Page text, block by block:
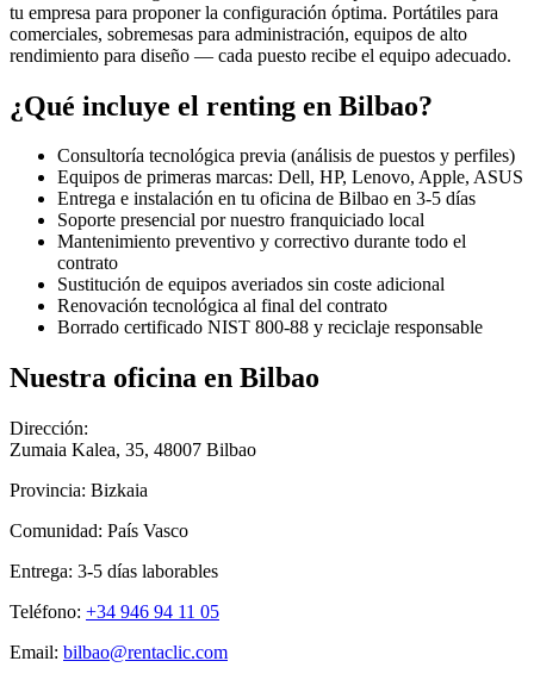
tu empresa para proponer la configuración óptima. Portátiles para
comerciales, sobremesas para administración, equipos de alto
rendimiento para diseño — cada puesto recibe el equipo adecuado.
¿Qué incluye el renting en Bilbao?
Consultoría tecnológica previa (análisis de puestos y perfiles)
Equipos de primeras marcas: Dell, HP, Lenovo, Apple, ASUS
Entrega e instalación en tu oficina de Bilbao en 3-5 días
Soporte presencial por nuestro franquiciado local
Mantenimiento preventivo y correctivo durante todo el
contrato
Sustitución de equipos averiados sin coste adicional
Renovación tecnológica al final del contrato
Borrado certificado NIST 800-88 y reciclaje responsable
Nuestra oficina en Bilbao
Dirección:
Zumaia Kalea, 35, 48007 Bilbao
Provincia: Bizkaia
Comunidad: País Vasco
Entrega: 3-5 días laborables
Teléfono: +34 946 94 11 05
Email: bilbao@rentaclic.com